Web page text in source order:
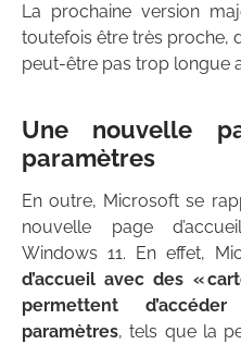
La prochaine version
toutefois être très proche,
peut-être pas trop longue
Une nouvelle
paramètres
En outre, Microsoft se
nouvelle page
Windows 11. En effet,
d’accueil avec des «
permettent
paramètres, tels que la